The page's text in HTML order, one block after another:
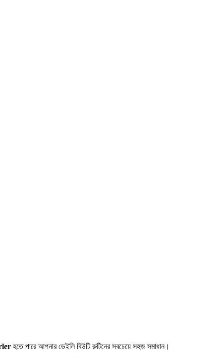
হতে পারে আপনার ডেইলি বিউটি রুটিনের সবচেয়ে সহজ সমাধান।